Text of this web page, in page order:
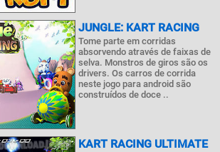
JUNGLE: KART RACING
Tome parte em corridas
absorvendo através de faixas de
selva. Monstros de giros são os
drivers. Os carros de corrida
neste jogo para android são
construídos de doce ..
KART RACING ULTIMATE